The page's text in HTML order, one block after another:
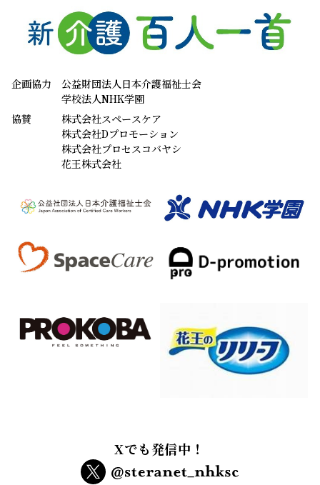
企画協力
公益財団法人日本介護福祉士会
学校法人NHK学園
協賛
株式会社スペースケア
株式会社Dプロモーション
株式会社プロセスコバヤシ
花王株式会社
Xでも発信中！